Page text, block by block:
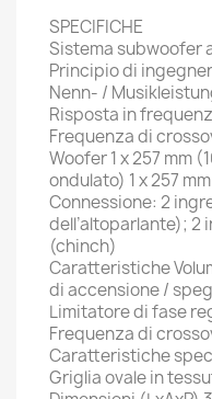
SPECIFICHE
Sistema subwoofer
Principio di
Nenn- /
Risposta in
Frequenza di
Woofer 1 x 257 mm
ondulato) 1 x 257
Connessione: 2
dell’altoparlante); 2
(chinch)
Caratteristiche
di accensione /
Limitatore di fase
Frequenza di
Caratteristiche
Griglia ovale in